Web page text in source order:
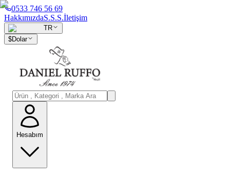
0533 746 56 69
HakkımızdaS.S.S.İletişim
TR
$Dolar
Hesabım